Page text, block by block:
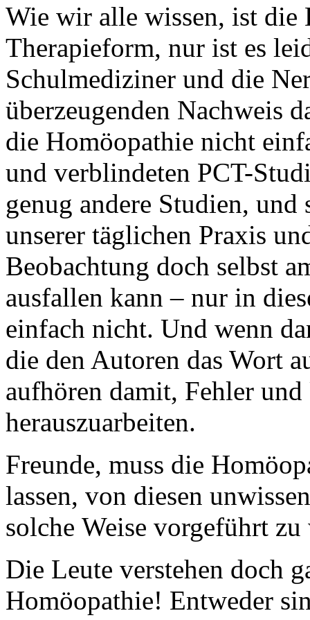
Wie wir alle wissen, ist die
Therapieform, nur ist es
Schulmediziner und die
überzeugenden Nachweis
die Homöopathie nicht
und verblindeten PCT-
genug andere Studien,
unserer täglichen Praxis
Beobachtung doch selbst
ausfallen kann – nur in
einfach nicht. Und wenn
die den Autoren das Wort
aufhören damit, Fehler
herauszuarbeiten.
Freunde, muss die
lassen, von diesen
solche Weise vorgeführt zu
Die Leute verstehen doch
Homöopathie! Entweder